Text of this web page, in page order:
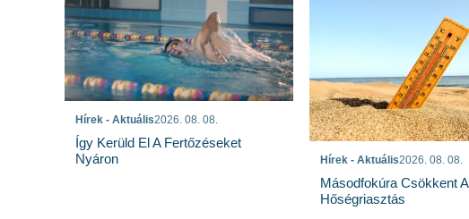
Hírek - Aktuális2026. 08. 08.
Így Kerüld El A Fertőzéseket
Nyáron
Hírek - Aktuális2026. 08. 08.
Másodfokúra Csökkent A
Hőségriasztás